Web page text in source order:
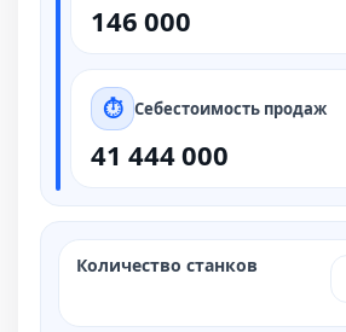
146 000
Себестоимость продаж
41 444 000
Количество станков